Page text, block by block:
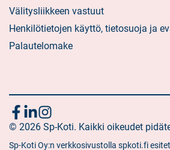
Välitysliikkeen vastuut
Henkilötietojen käyttö, tietosuoja ja
Palautelomake
Seuraa
meitä
Sosiaalinen
media:
facebook
Sosiaalinen
media:
linkedin
Sosiaalinen
media:
instagram
© 2026 Sp-Koti. Kaikki oikeudet
Sp-Koti Oy:n verkkosivustolla spkoti.fi